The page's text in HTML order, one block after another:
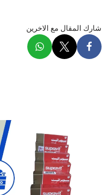
شارك المقال مع الاخرين